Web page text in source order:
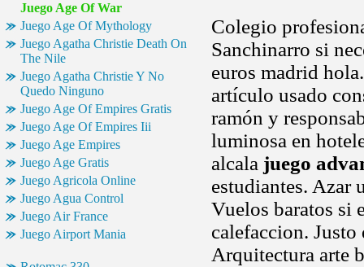
Juego Age Of War
Juego Age Of Mythology
Juego Agatha Christie Death On
The Nile
Juego Agatha Christie Y No
Quedo Ninguno
Juego Age Of Empires Gratis
Juego Age Of Empires Iii
Juego Age Empires
Juego Age Gratis
Juego Agricola Online
Juego Agua Control
Juego Air France
Juego Airport Mania
Colegio
Sanchinarro si
euros madrid
artículo usado
ramón y
luminosa en
alcala juego
estudiantes. Azar
Vuelos baratos si
calefaccion.
Arquitectura arte